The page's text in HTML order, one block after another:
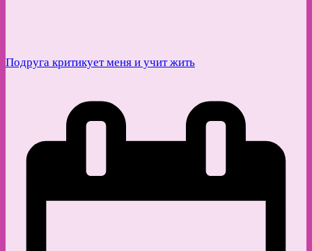
Подруга критикует меня и учит жить